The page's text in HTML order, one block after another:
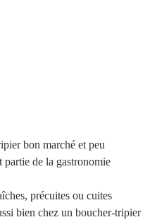
bon marché et peu
partie de la gastronomie
précuites ou cuites
bien chez un boucher-tripier